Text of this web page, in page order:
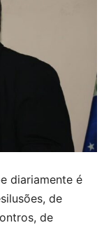
diariamente é
de
de